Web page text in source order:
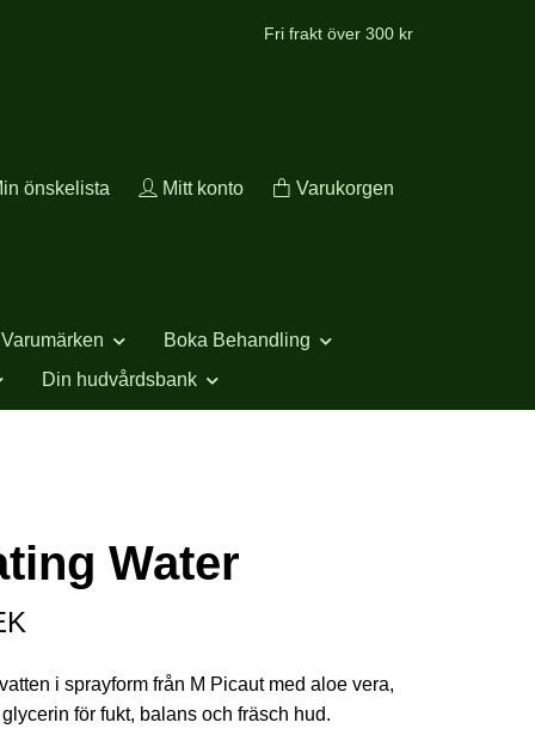
Fri frakt över 300 kr
önskelista Mitt konto Varukorgen
Varumärken
Boka Behandling
Din hudvårdsbank
Water
i sprayform från M Picaut med aloe vera,
för fukt, balans och fräsch hud.